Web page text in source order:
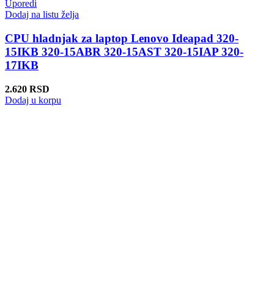
Uporedi
Dodaj na listu želja
CPU hladnjak za laptop Lenovo Ideapad 320-
15IKB 320-15ABR 320-15AST 320-15IAP 320-
17IKB
2.620 RSD
Dodaj u korpu